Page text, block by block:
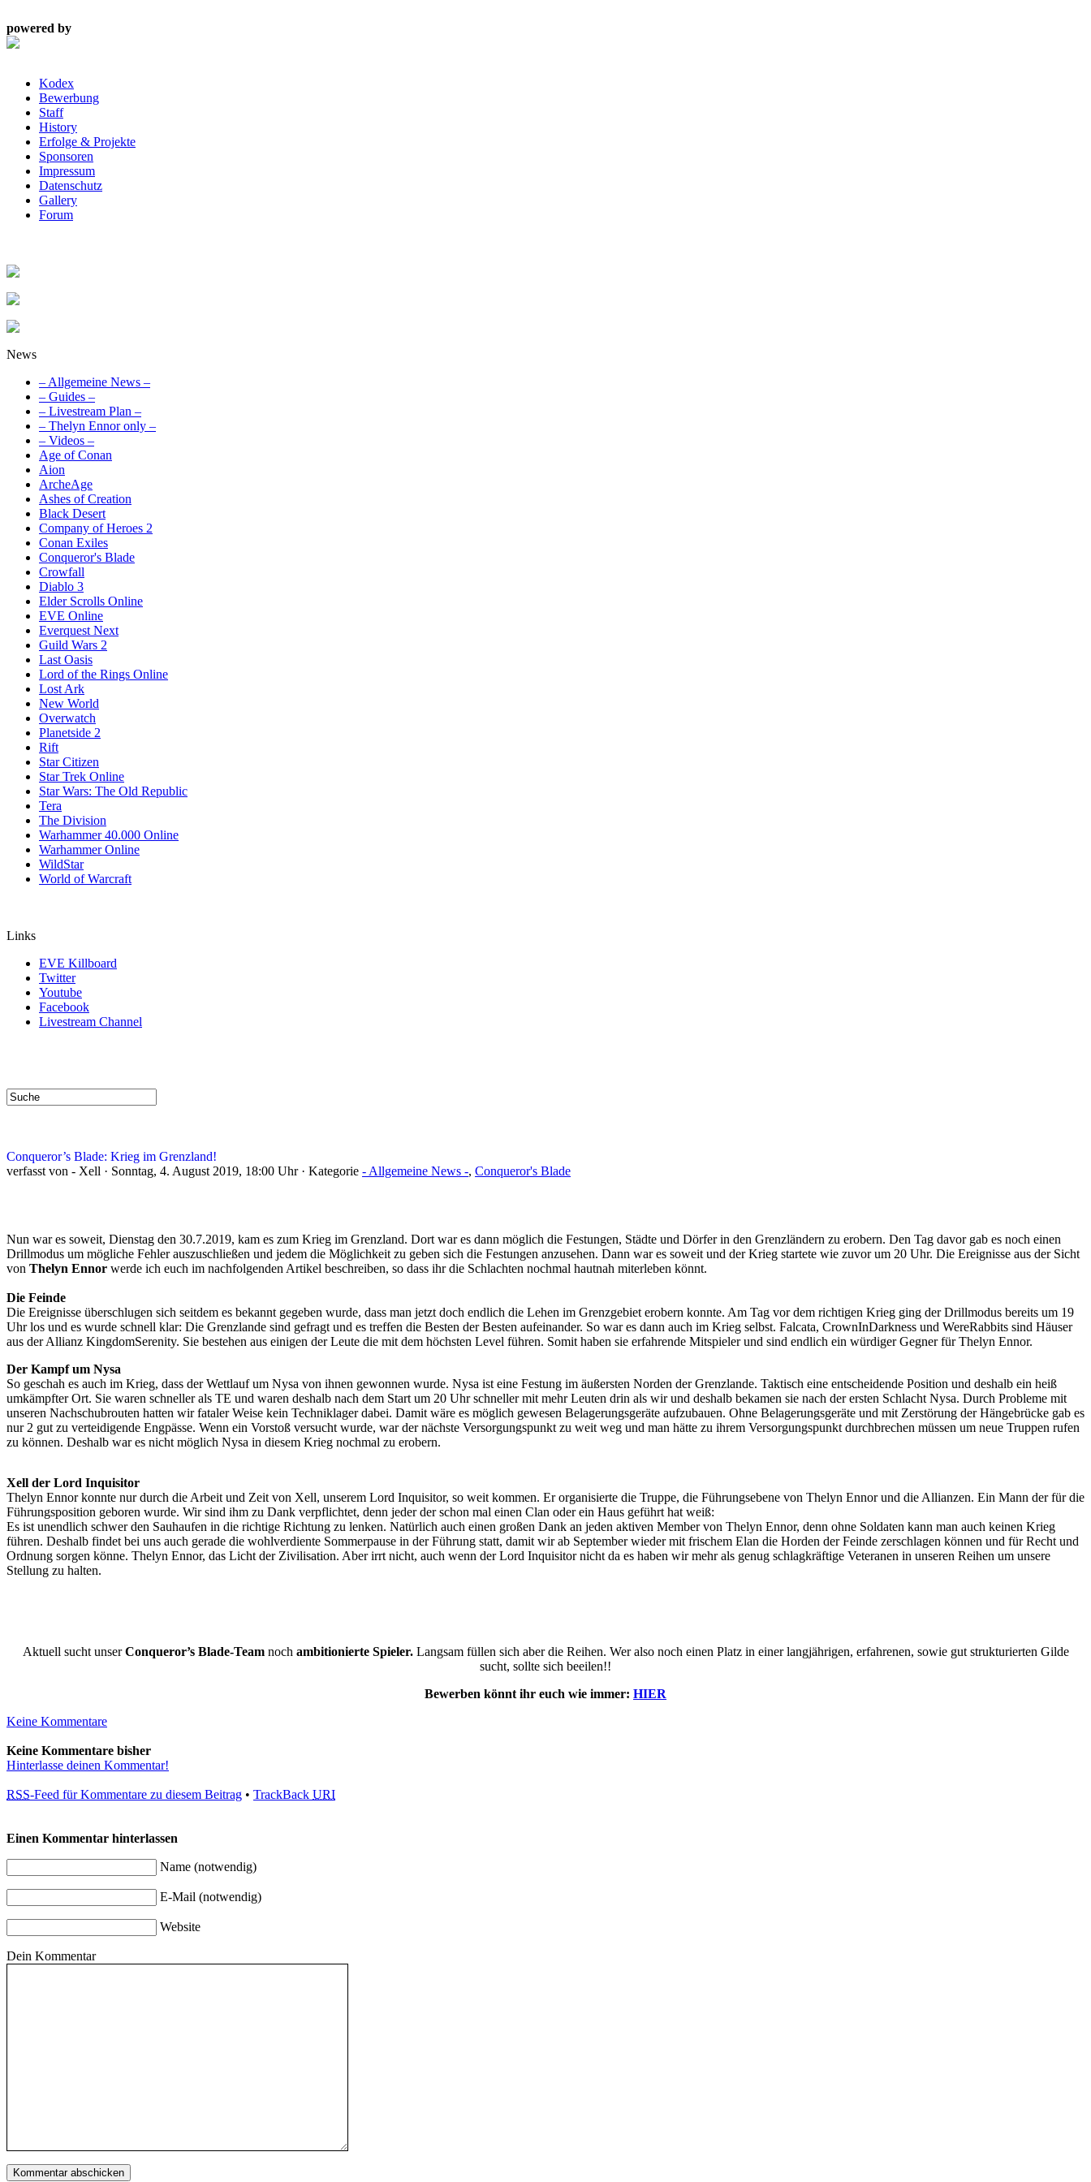
powered by
Kodex
Bewerbung
Staff
History
Erfolge & Projekte
Sponsoren
Impressum
Datenschutz
Gallery
Forum
News
– Allgemeine News –
– Guides –
– Livestream Plan –
– Thelyn Ennor only –
– Videos –
Age of Conan
Aion
ArcheAge
Ashes of Creation
Black Desert
Company of Heroes 2
Conan Exiles
Conqueror's Blade
Crowfall
Diablo 3
Elder Scrolls Online
EVE Online
Everquest Next
Guild Wars 2
Last Oasis
Lord of the Rings Online
Lost Ark
New World
Overwatch
Planetside 2
Rift
Star Citizen
Star Trek Online
Star Wars: The Old Republic
Tera
The Division
Warhammer 40.000 Online
Warhammer Online
WildStar
World of Warcraft
Links
EVE Killboard
Twitter
Youtube
Facebook
Livestream Channel
Conqueror’s Blade: Krieg im Grenzland!
verfasst von - Xell · Sonntag, 4. August 2019, 18:00 Uhr · Kategorie - Allgemeine News -, Conqueror's Blade
Nun war es soweit, Dienstag den 30.7.2019, kam es zum Krieg im Grenzland. Dort war es dann möglich die Festungen, Städte und Dörfer in den Grenzländern zu erobern. Den Tag davor gab es noch einen
Drillmodus um mögliche Fehler auszuschließen und jedem die Möglichkeit zu geben sich die Festungen anzusehen. Dann war es soweit und der Krieg startete wie zuvor um 20 Uhr. Die Ereignisse aus der Sicht
von Thelyn Ennor werde ich euch im nachfolgenden Artikel beschreiben, so dass ihr die Schlachten nochmal hautnah miterleben könnt.
Die Feinde
Die Ereignisse überschlugen sich seitdem es bekannt gegeben wurde, dass man jetzt doch endlich die Lehen im Grenzgebiet erobern konnte. Am Tag vor dem richtigen Krieg ging der Drillmodus bereits um 19
Uhr los und es wurde schnell klar: Die Grenzlande sind gefragt und es treffen die Besten der Besten aufeinander. So war es dann auch im Krieg selbst. Falcata, CrownInDarkness und WereRabbits sind Häuser
aus der Allianz KingdomSerenity. Sie bestehen aus einigen der Leute die mit dem höchsten Level führen. Somit haben sie erfahrende Mitspieler und sind endlich ein würdiger Gegner für Thelyn Ennor.
Der Kampf um Nysa
So geschah es auch im Krieg, dass der Wettlauf um Nysa von ihnen gewonnen wurde. Nysa ist eine Festung im äußersten Norden der Grenzlande. Taktisch eine entscheidende Position und deshalb ein heiß
umkämpfter Ort. Sie waren schneller als TE und waren deshalb nach dem Start um 20 Uhr schneller mit mehr Leuten drin als wir und deshalb bekamen sie nach der ersten Schlacht Nysa. Durch Probleme mit
unseren Nachschubrouten hatten wir fataler Weise kein Techniklager dabei. Damit wäre es möglich gewesen Belagerungsgeräte aufzubauen. Ohne Belagerungsgeräte und mit Zerstörung der Hängebrücke gab es
nur 2 gut zu verteidigende Engpässe. Wenn ein Vorstoß versucht wurde, war der nächste Versorgungspunkt zu weit weg und man hätte zu ihrem Versorgungspunkt durchbrechen müssen um neue Truppen rufen
zu können. Deshalb war es nicht möglich Nysa in diesem Krieg nochmal zu erobern.
Xell der Lord Inquisitor
Thelyn Ennor konnte nur durch die Arbeit und Zeit von Xell, unserem Lord Inquisitor, so weit kommen. Er organisierte die Truppe, die Führungsebene von Thelyn Ennor und die Allianzen. Ein Mann der für die
Führungsposition geboren wurde. Wir sind ihm zu Dank verpflichtet, denn jeder der schon mal einen Clan oder ein Haus geführt hat weiß:
Es ist unendlich schwer den Sauhaufen in die richtige Richtung zu lenken. Natürlich auch einen großen Dank an jeden aktiven Member von Thelyn Ennor, denn ohne Soldaten kann man auch keinen Krieg
führen. Deshalb findet bei uns auch gerade die wohlverdiente Sommerpause in der Führung statt, damit wir ab September wieder mit frischem Elan die Horden der Feinde zerschlagen können und für Recht und
Ordnung sorgen könne. Thelyn Ennor, das Licht der Zivilisation. Aber irrt nicht, auch wenn der Lord Inquisitor nicht da es haben wir mehr als genug schlagkräftige Veteranen in unseren Reihen um unsere
Stellung zu halten.
Aktuell sucht unserConqueror’s Blade-Teamnoch ambitionierte Spieler.Langsam füllen sich aber die Reihen. Wer also noch einen Platz in einer langjährigen, erfahrenen, sowie gut strukturierten Gilde
sucht, sollte sich beeilen!!
Bewerben könnt ihr euch wie immer: HIER
Keine Kommentare
Keine Kommentare bisher
Hinterlasse deinen Kommentar!
RSS-Feed für Kommentare zu diesem Beitrag • TrackBack URI
Einen Kommentar hinterlassen
Name (notwendig)
E-Mail (notwendig)
Website
Dein Kommentar